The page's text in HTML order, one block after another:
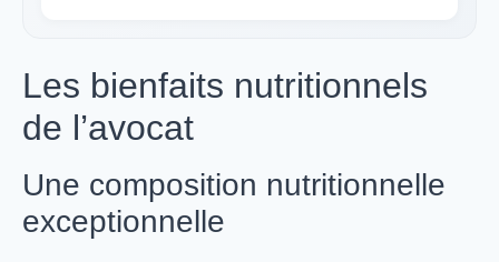
Les bienfaits nutritionnels
de l’avocat
Une composition nutritionnelle
exceptionnelle